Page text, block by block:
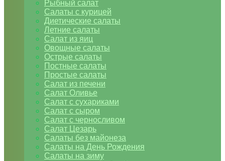
Рыбный салат
Салаты с курицей
Диетические салаты
Летние салаты
Салат из яиц
Овощные салаты
Острые салаты
Постные салаты
Простые салаты
Салат из печени
Салат Оливье
Салат с сухариками
Салат с сыром
Салат с черносливом
Салат Цезарь
Салаты без майонеза
Салаты на День Рождения
Салаты на зиму